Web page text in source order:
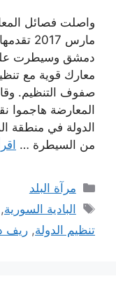
مارس
دمشق وسيطرت
معارك قوية مع
صفوف التنظيم.
المعارضة هاجموا
الدولة في منطقة
من السيطرة …
التصنيفات
مرآة البلد
الوسوم
البادية السورية,
تنظيم الدولة, ريف